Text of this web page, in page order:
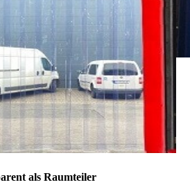
als Raumteiler